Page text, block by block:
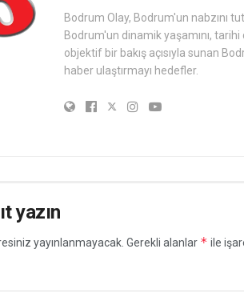
Bodrum Olay, Bodrum'un nabzını
Bodrum'un dinamik yaşamını,
objektif bir bakış açısıyla sunan
haber ulaştırmayı hedefler.
yazın
yayınlanmayacak. Gerekli alanlar * ile